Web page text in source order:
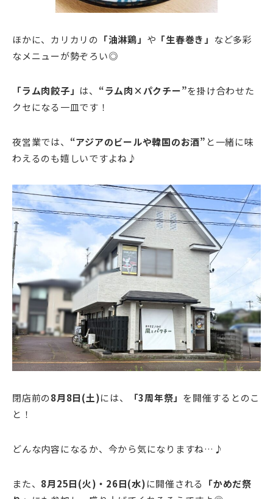
ほかに、カリカリの 「油淋鶏」 や 「生春巻き」 など多彩
なメニューが勢ぞろい◎
「ラム肉餃子」 は、 “ラム肉×パクチー”を掛け合わせた
クセになる一皿です！
夜営業では、 “アジアのビールや韓国のお酒” と一緒に味
わえるのも嬉しいですよね♪
閉店前の8月8日(土)には、 「3周年祭」 を開催するとのこ
と！
どんな内容になるか、今から気になりますね…♪
また、 8月25日(火)・26日(水)に開催される
「かめだ祭